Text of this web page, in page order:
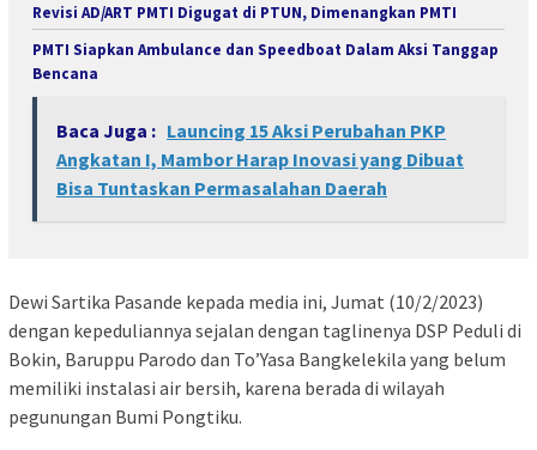
Revisi AD/ART PMTI Digugat di PTUN, Dimenangkan PMTI
PMTI Siapkan Ambulance dan Speedboat Dalam Aksi Tanggap
Bencana
Baca Juga : Launcing 15 Aksi Perubahan PKP
Angkatan I, Mambor Harap Inovasi yang Dibuat
Bisa Tuntaskan Permasalahan Daerah
Dewi Sartika Pasande kepada media ini, Jumat (10/2/2023)
dengan kepeduliannya sejalan dengan taglinenya DSP Peduli di
Bokin, Baruppu Parodo dan To’Yasa Bangkelekila yang belum
memiliki instalasi air bersih, karena berada di wilayah
pegunungan Bumi Pongtiku.